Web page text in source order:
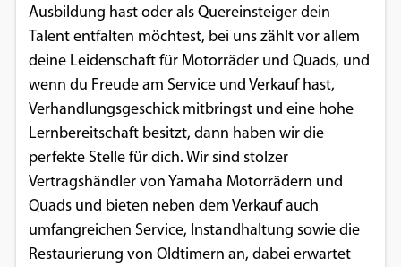
Ausbildung hast oder als Quereinsteiger dein
Talent entfalten möchtest, bei uns zählt vor allem
deine Leidenschaft für Motorräder und Quads, und
wenn du Freude am Service und Verkauf hast,
Verhandlungsgeschick mitbringst und eine hohe
Lernbereitschaft besitzt, dann haben wir die
perfekte Stelle für dich. Wir sind stolzer
Vertragshändler von Yamaha Motorrädern und
Quads und bieten neben dem Verkauf auch
umfangreichen Service, Instandhaltung sowie die
Restaurierung von Oldtimern an, dabei erwartet